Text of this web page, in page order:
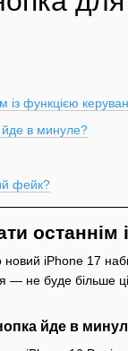
із функцією
йде в минуле?
фейк?
iPhone 17
не буде більше
йде в